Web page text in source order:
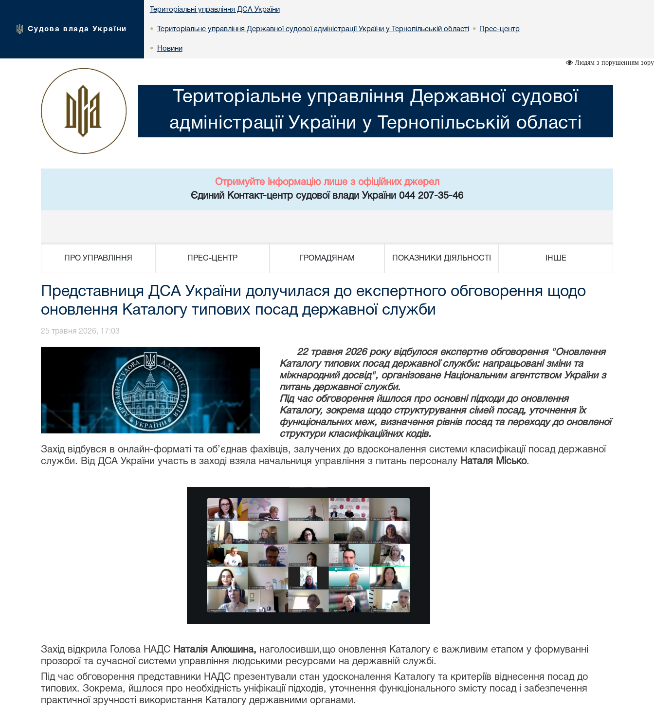
Судова влада України
Територіальні управління ДСА України
• Територіальне управління Державної судової адміністрації України у Тернопільській області • Прес-центр
• Новини
Людям з порушенням зору
Територіальне управління Державної судової
адміністрації України у Тернопільській області
Отримуйте інформацію лише з офіційних джерел
Єдиний Контакт-центр судової влади України 044 207-35-46
ПРО УПРАВЛІННЯ ПРЕС-ЦЕНТР ГРОМАДЯНАМ ПОКАЗНИКИ ДІЯЛЬНОСТІ ІНШЕ
Представниця ДСА України долучилася до експертного обговорення щодо
оновлення Каталогу типових посад державної служби
25 травня 2026, 17:03
22 травня 2026 року відбулося експертне обговорення "Оновлення
Каталогу типових посад державної служби: напрацьовані зміни та
міжнародний досвід", організоване Національним агентством України з
питань державної служби.
Під час обговорення йшлося про основні підходи до оновлення
Каталогу, зокрема щодо структурування сімей посад, уточнення їх
функціональних меж, визначення рівнів посад та переходу до оновленої
структури класифікаційних кодів.
Захід відбувся в онлайн-форматі та об’єднав фахівців, залучених до вдосконалення системи класифікації посад державної
служби. Від ДСА України участь в заході взяла начальниця управління з питань персоналу Наталя Місько.
Захід відкрила Голова НАДС Наталія Алюшина, наголосивши,що оновлення Каталогу є важливим етапом у формуванні
прозорої та сучасної системи управління людськими ресурсами на державній службі.
Під час обговорення представники НАДС презентували стан удосконалення Каталогу та критеріїв віднесення посад до
типових. Зокрема, йшлося про необхідність уніфікації підходів, уточнення функціонального змісту посад і забезпечення
практичної зручності використання Каталогу державними органами.